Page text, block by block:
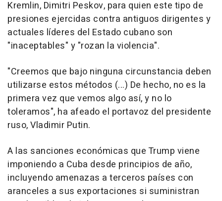
Kremlin, Dimitri Peskov, para quien este tipo de
presiones ejercidas contra antiguos dirigentes y
actuales líderes del Estado cubano son
"inaceptables" y "rozan la violencia".
"Creemos que bajo ninguna circunstancia deben
utilizarse estos métodos (...) De hecho, no es la
primera vez que vemos algo así, y no lo
toleramos", ha afeado el portavoz del presidente
ruso, Vladimir Putin.
A las sanciones económicas que Trump viene
imponiendo a Cuba desde principios de año,
incluyendo amenazas a terceros países con
aranceles a sus exportaciones si suministran